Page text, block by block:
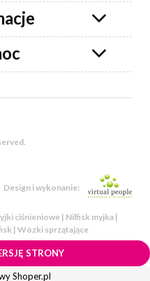
Design i wykonanie:
ciśnieniowe | Nilfisk myjka |
| Wózki sprzątające
STRONY
Shoper.pl